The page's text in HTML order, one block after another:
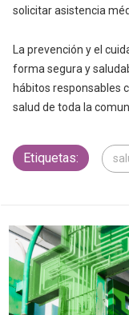
solicitar asistencia
La prevención y el
forma segura y
hábitos responsables
salud de toda la
Etiquetas: